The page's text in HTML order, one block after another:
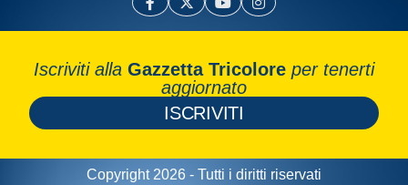
Iscriviti alla Gazzetta Tricolore per tenerti
aggiornato
ISCRIVITI
Copyright 2026 - Tutti i diritti riservati